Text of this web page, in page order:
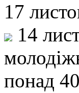
17
14
понад